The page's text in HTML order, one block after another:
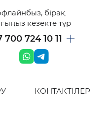
бірақ
кезекте тұр
700 724 10 11
КОНТАКТІЛЕР